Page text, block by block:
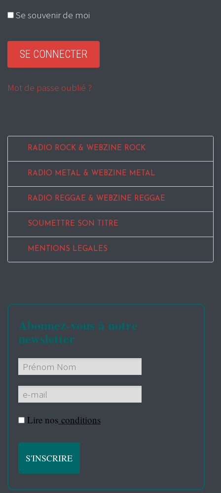
Se souvenir de moi
Mot de passe oublié ?
RADIO ROCK & WEBZINE ROCK
RADIO METAL & WEBZINE METAL
RADIO REGGAE & WEBZINE REGGAE
SOUMETTRE SON TITRE
MENTIONS LEGALES
Abonnez-vous à notre
newsletter
Lire nos conditions